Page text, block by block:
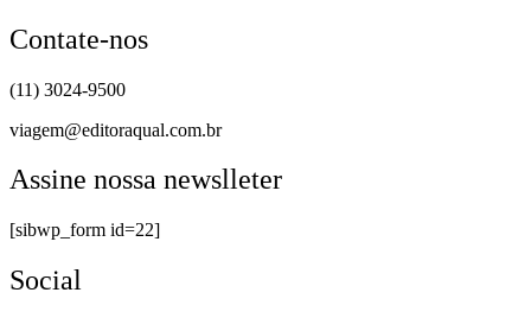
Contate-nos
(11) 3024-9500
viagem@editoraqual.com.br
Assine nossa newslleter
[sibwp_form id=22]
Social